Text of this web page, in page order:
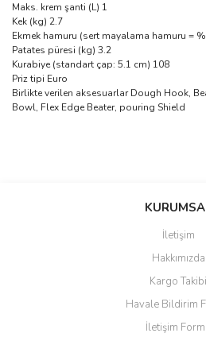
Maks. krem şanti (L) 1
Kek (kg) 2.7
Ekmek hamuru (sert mayalama hamuru =
Patates püresi (kg) 3.2
Kurabiye (standart çap: 5.1 cm) 108
Priz tipi Euro
Birlikte verilen aksesuarlar Dough Hook,
Bowl, Flex Edge Beater, pouring Shield
Bu ürüne ilk yorumu
Ürün resmi kalitesiz, bozuk veya
Ürün açıklamasında eksik bilgiler
Ürün bilgilerinde hatalar bulunuyor.
Ürün fiyatı diğer sitelerden daha
İletişim
Hakkımızda
Kargo Takibi
Havale Bildirim
İletişim